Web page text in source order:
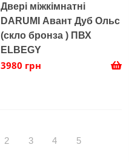
Двері міжкімнатні
DARUMI Авант Дуб Ольс
(скло бронза ) ПВХ
ELBEGY
3980 грн
2 3 4 5